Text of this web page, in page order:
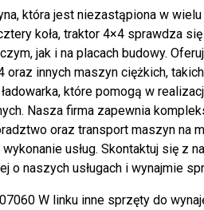
która jest niezastąpiona w wielu
koła, traktor 4×4 sprawdza
jak i na placach budowy.
oraz innych maszyn ciężkich,
które pomogą w
Nasza firma zapewnia
oraz transport maszyn na
usług. Skontaktuj się z
o naszych usługach i wynajmie
W linku inne sprzęty do